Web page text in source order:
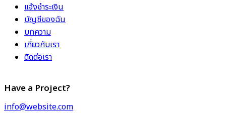
แจ้งชำระเงิน
บัญชีของฉัน
บทความ
เกี่ยวกับเรา
ติดต่อเรา
Have a Project?
info@website.com